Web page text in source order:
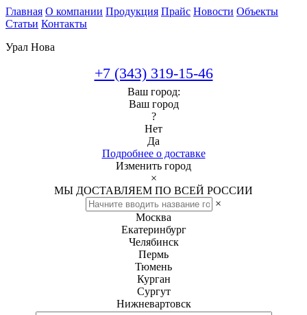
Главная О компании Продукция Прайс Новости Объекты
Статьи Контакты
Урал Нова
+7 (343) 319-15-46
Ваш город:
Ваш город
?
Нет
Да
Подробнее о доставке
Изменить город
×
МЫ ДОСТАВЛЯЕМ ПО ВСЕЙ РОССИИ
×
Москва
Екатеринбург
Челябинск
Пермь
Тюмень
Курган
Сургут
Нижневартовск